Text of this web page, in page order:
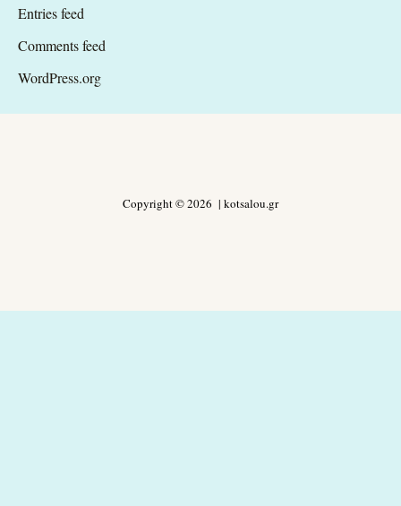
Entries feed
Comments feed
WordPress.org
Copyright © 2026 | kotsalou.gr